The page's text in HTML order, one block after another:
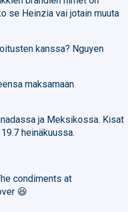
se Heinzia vai jotain muuta
kanssa? Nguyen
maksamaan
ja Meksikossa. Kisat
heinäkuussa.
condiments at
😆